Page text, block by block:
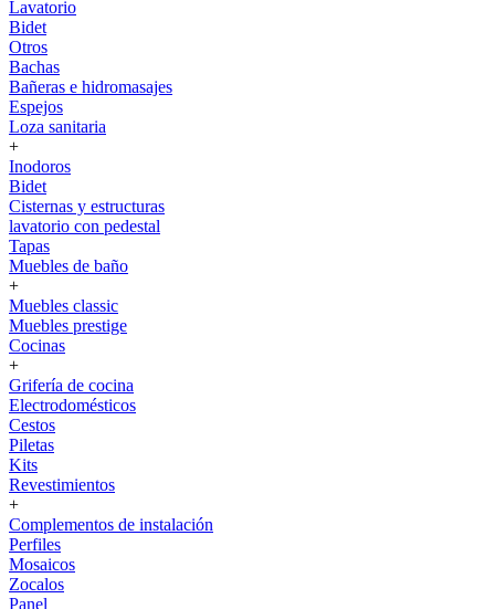
Lavatorio
Bidet
Otros
Bachas
Bañeras e hidromasajes
Espejos
Loza sanitaria
+
Inodoros
Bidet
Cisternas y estructuras
lavatorio con pedestal
Tapas
Muebles de baño
+
Muebles classic
Muebles prestige
Cocinas
+
Grifería de cocina
Electrodomésticos
Cestos
Piletas
Kits
Revestimientos
+
Complementos de instalación
Perfiles
Mosaicos
Zocalos
Panel